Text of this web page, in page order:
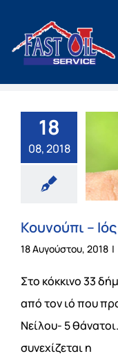
περιεχόμενο
Αρχική
Η εταιρεία
Υπηρεσίες
Online Υπηρεσίες
18
08, 2018
Κουνούπι –
18 Αυγούστου, 2018 |
Στο κόκκινο 33
από τον ιό που
Νείλου- 5
συνεχίζεται η